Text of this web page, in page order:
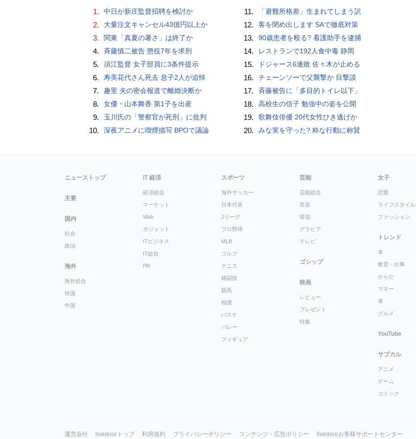
1. 中日が新庄監督招聘を検討か
2. 大量注文キャンセル43億円以上か
3. 関東「真夏の暑さ」は終了か
4. 斉藤慎二被告 懲役7年を求刑
5. 須江監督 女子部員に3条件提示
6. 寿美花代さん死去 息子2人が追悼
7. 趣里 夫の密会報道で離婚決断か
8. 女優・山本舞香 第1子を出産
9. 玉川氏の「警察官が死刑」に批判
10. 深夜アニメに喫煙描写 BPOで議論
11. 「避難所格差」生まれてしまう訳
12. 客を閉め出します SAで徹底対策
13. 90歳患者を殴る? 看護助手を逮捕
14. レストランで192人食中毒 静岡
15. ドジャース6連敗 佐々木が止める
16. チェーンソーで父襲撃か 目撃談
17. 斉藤被告に「多目的トイレ以下」
18. 高校生の信子 勉強中の姿を公開
19. 歌舞伎俳優 20代女性ひき逃げか
20. みな実を守った? 粋な行動に称賛
ニューストップ
主要
国内
社会
政治
海外
海外総合
韓国
中国
IT 経済
経済総合
マーケット
Web
ガジェット
ITビジネス
IT総合
PR
スポーツ
海外サッカー
日本代表
Jリーグ
プロ野球
MLB
ゴルフ
テニス
格闘技
競馬
相撲
バスケ
バレー
フィギュア
芸能
芸能総合
音楽
韓流
グラビア
テレビ
ゴシップ
映画
レビュー
プレゼント
特集
女子
恋愛
ライフスタイル
ファッション
トレンド
本
教育・仕事
からだ
マネー
車
グルメ
YouTube
サブカル
アニメ
ゲーム
コミック
運営会社 livedoorトップ 利用規約 プライバシーポリシー コンテンツ・広告ポリシー livedoorお客様サポートセンター